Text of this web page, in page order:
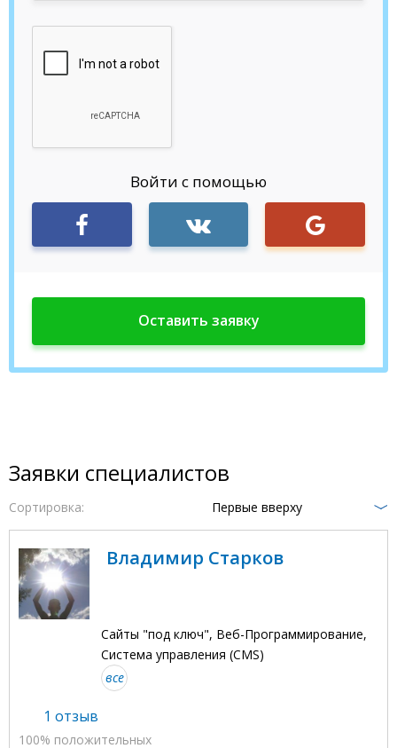
Войти с помощью
Заявки специалистов
Сортировка: Первые вверху
Владимир Старков
Сайты "под ключ", Веб-Программирование,
Система управления (CMS)
все
1 отзыв
100% положительных